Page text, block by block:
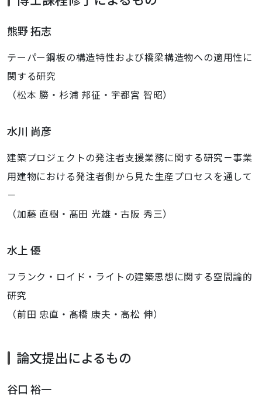
熊野 拓志
テーパー鋼板の構造特性および橋梁構造物への適用性に
関する研究
（松本 勝・杉浦 邦征・宇都宮 智昭）
水川 尚彦
建築プロジェクトの発注者支援業務に関する研究－事業
用建物における発注者側から見た生産プロセスを通して
－
（加藤 直樹・髙田 光雄・古阪 秀三）
水上 優
フランク・ロイド・ライトの建築思想に関する空間論的
研究
（前田 忠直・髙橋 康夫・高松 伸）
論文提出によるもの
谷口 裕一